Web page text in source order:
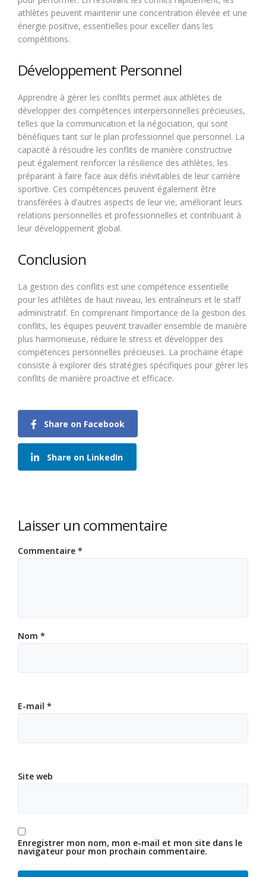
athlètes peuvent maintenir une concentration élevée et une
énergie positive, essentielles pour exceller dans les
compétitions.
Développement Personnel
Apprendre à gérer les conflits permet aux athlètes de
développer des compétences interpersonnelles précieuses,
telles que la communication et la négociation, qui sont
bénéfiques tant sur le plan professionnel que personnel. La
capacité à résoudre les conflits de manière constructive
peut également renforcer la résilience des athlètes, les
préparant à faire face aux défis inévitables de leur carrière
sportive. Ces compétences peuvent également être
transférées à d’autres aspects de leur vie, améliorant leurs
relations personnelles et professionnelles et contribuant à
leur développement global.
Conclusion
La gestion des conflits est une compétence essentielle
pour les athlètes de haut niveau, les entraîneurs et le staff
administratif. En comprenant l’importance de la gestion des
conflits, les équipes peuvent travailler ensemble de manière
plus harmonieuse, réduire le stress et développer des
compétences personnelles précieuses. La prochaine étape
consiste à explorer des stratégies spécifiques pour gérer les
conflits de manière proactive et efficace.
Share on Facebook
Share on LinkedIn
Laisser un commentaire
Commentaire *
Nom *
E-mail *
Site web
Enregistrer mon nom, mon e-mail et mon site dans le
navigateur pour mon prochain commentaire.